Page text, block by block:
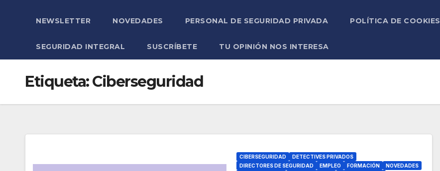
NEWSLETTER NOVEDADES PERSONAL DE SEGURIDAD PRIVADA POLÍTICA DE COOKIES
SEGURIDAD INTEGRAL SUSCRÍBETE TU OPINIÓN NOS INTERESA
Etiqueta:Ciberseguridad
CIBERSEGURIDAD
DETECTIVES PRIVADOS
DIRECTORES DE SEGURIDAD
EMPLEO FORMACIÓN
NOVEDADES